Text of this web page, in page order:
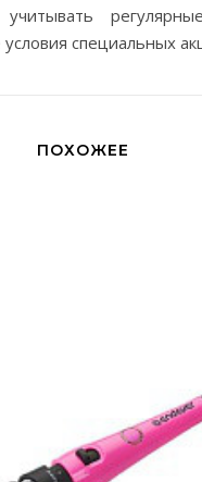
специальных
ПОХОЖЕЕ